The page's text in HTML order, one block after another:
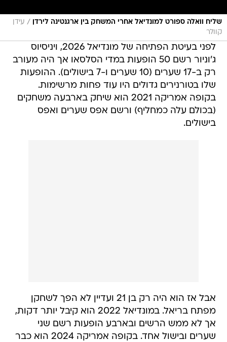
שליח וואלה ספורט למונדיאל אחרי המשחק בין ארגנטינה לירדן / עידן
קוולר
לפני בעיטת הפתיחה של מונדיאל 2026, ויניסיוס
ג'וניור רשם 50 הופעות במדי הסלסאו אך היה מעורב
רק ב-17 שערים (10 שערים ו-7 בישולים). ההופעות
שלו בטורנירים גדולים היו עוד פחות מרשימות.
בקופה אמריקה 2021 הוא שיחק בארבעה משחקים
(בכולם עלה כמחליף) ורשם אפס שערים ואפס
בישולים.
אבל אז הוא היה רק בן 21 ועדיין לא הפך לשחקן
מפתח בריאל. במונדיאל 2022 הוא קיבל יותר דקות,
אך לא ממש הרשים ובארבע הופעות רשם שני
שערים ובישול אחד. בקופה אמריקה 2024 הוא כבר